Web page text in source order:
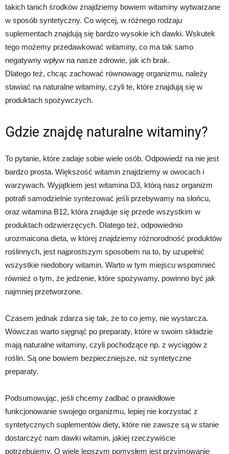
takich tanich środków znajdziemy bowiem witaminy wytwarzane
w sposób syntetyczny. Co więcej, w różnego rodzaju
suplementach znajdują się bardzo wysokie ich dawki. Wskutek
tego możemy przedawkować witaminy, co ma tak samo
negatywny wpływ na nasze zdrowie, jak ich brak.
Dlatego też, chcąc zachować równowagę organizmu, należy
stawiać na naturalne witaminy, czyli te, które znajdują się w
produktach spożywczych.
Gdzie znajdę naturalne witaminy?
To pytanie, które zadaje sobie wiele osób. Odpowiedź na nie jest
bardzo prosta. Większość witamin znajdziemy w owocach i
warzywach. Wyjątkiem jest witamina D3, którą nasz organizm
potrafi samodzielnie syntezować jeśli przebywamy na słońcu,
oraz witamina B12, która znajduje się przede wszystkim w
produktach odzwierzęcych. Dlatego też, odpowiednio
urozmaicona dieta, w której znajdziemy różnorodność produktów
roślinnych, jest najprostszym sposobem na to, by uzupełnić
wszystkie niedobory witamin. Warto w tym miejscu wspomnieć
również o tym, że jedzenie, które spożywamy, powinno być jak
najmniej przetworzone.
Czasem jednak zdarza się tak, że to co jemy, nie wystarcza.
Wówczas warto sięgnąć po preparaty, które w swoim składzie
mają naturalne witaminy, czyli pochodzące np. z wyciągów z
roślin. Są one bowiem bezpieczniejsze, niż syntetyczne
preparaty.
Podsumowując, jeśli chcemy zadbać o prawidłowe
funkcjonowanie swojego organizmu, lepiej nie korzystać z
syntetycznych suplementów diety, które nie zawsze są w stanie
dostarczyć nam dawki witamin, jakiej rzeczywiście
potrzebujemy. O wiele lepszym pomysłem jest przyjmowanie